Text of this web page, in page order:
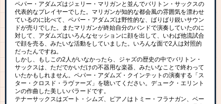
ペパー・アダムズはジェリー・マリガンと並んでバリトン・サックスの
代表的なプレイヤーでした。マリガンが知的な都会風の雰囲気を漂わせ
ているのに比べて、ペパー・アダムズは野性的な、ばりばり鋭いサウン
ドが売りでした。またマリガンが終始自分のバンドで演奏していたのに
対して、アダムズはいろんなセッションに顔を出して、いわば他流試合
で顔を売る、みたいな活動をしていました。いろんな面で2人は対照的
だったんですね。
しかし、もしこの2人がいなかったら、ジャズの歴史の中でバリトン・
サックスは、ただでかいだけの不器用な楽器、みたいなことで終わって
いたかもしれません。ペパー・アダムズ・クインテットの演奏する「ス
ター・クロスド・ラヴァーズ」を聴いてください。デューク・エリント
ンの作曲した美しいバラードです。
テナーサックスはズート・シムズ、ピアノはトミー・フラナガン、ベー